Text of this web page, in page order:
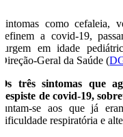
Sintomas como cefaleia,
definem a covid-19,
surgem em idade
Direção-Geral da Saúde (
Os três sintomas que
despiste de covid-19,
juntam-se aos que já
dificuldade respiratória e